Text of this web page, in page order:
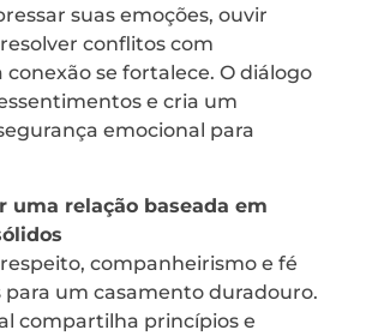
suas emoções, ouvir
conflitos com
se fortalece. O diálogo
e cria um
emocional para
uma relação baseada em
companheirismo e fé
para um casamento duradouro.
compartilha princípios e